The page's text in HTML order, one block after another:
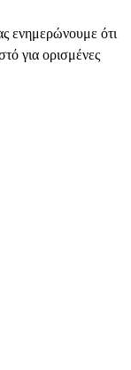
ενημερώνουμε ότι
για ορισμένες